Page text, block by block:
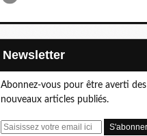
Newsletter
Abonnez-vous pour être averti des
nouveaux articles publiés.
E